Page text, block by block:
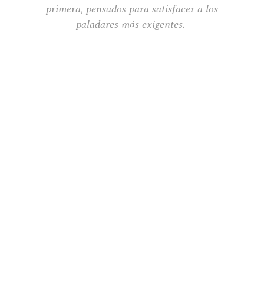
primera, pensados para satisfacer a los
paladares más exigentes.